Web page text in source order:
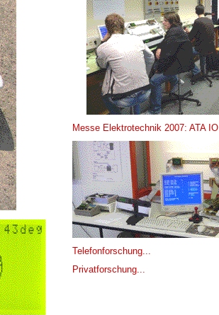
Messe Elektrotechnik 2007: ATA IO
Telefonforschung...
Privatforschung...